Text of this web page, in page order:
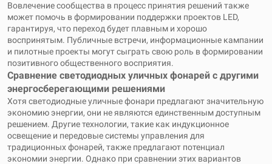
Вовлечение сообщества в процесс принятия решений также
может помочь в формировании поддержки проектов LED,
гарантируя, что переход будет плавным и хорошо
воспринятым. Публичные встречи, информационные кампании
и пилотные проекты могут сыграть свою роль в формировании
позитивного общественного восприятия.
Сравнение светодиодных уличных фонарей с другими
энергосберегающими решениями
Хотя светодиодные уличные фонари предлагают значительную
экономию энергии, они не являются единственным доступным
решением. Другие технологии, такие как индукционное
освещение и передовые системы управления для
традиционных фонарей, также предлагают потенциал
экономии энергии. Однако при сравнении этих вариантов